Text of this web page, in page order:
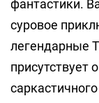
фантастики.
суровое
легендарные
присутствует